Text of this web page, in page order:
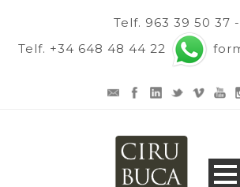
Telf. 963 39 50 37 -
Telf. +34 648 48 44 22